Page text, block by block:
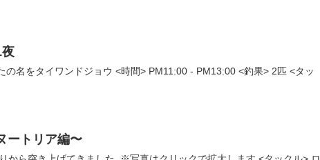
の名をタイワンドジョウ <時間> PM11:00 - PM13:00 <釣果> 2匹 <タッ
ートリア編〜